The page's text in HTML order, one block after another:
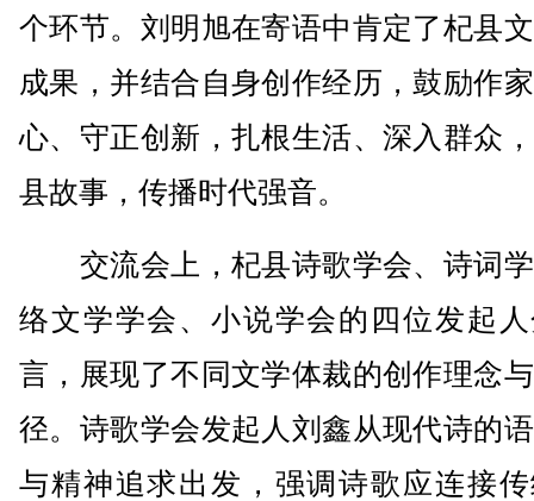
个环节。刘明旭在寄语中肯定了杞县
成果，并结合自身创作经历，鼓励作
心、守正创新，扎根生活、深入群众
县故事，传播时代强音。
交流会上，杞县诗歌学会、诗词
络文学学会、小说学会的四位发起
言，展现了不同文学体裁的创作理念
径。诗歌学会发起人刘鑫从现代诗的
与精神追求出发，强调诗歌应连接